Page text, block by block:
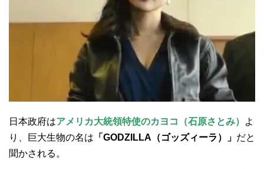
日本政府はアメリカ大統領特使のカヨコ（石原さとみ）
よ
り、巨大生物の名は 「GODZILLA（ゴッズィーラ）」 だと
聞かされる。